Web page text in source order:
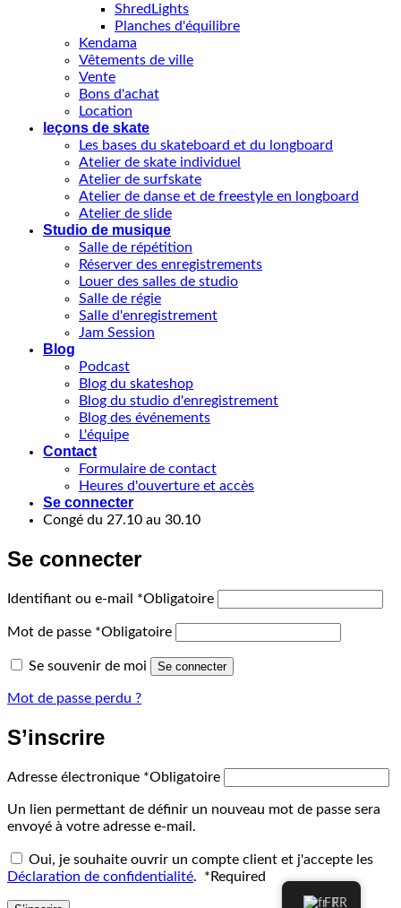
ShredLights
Planches d'équilibre
Kendama
Vêtements de ville
Vente
Bons d'achat
Location
leçons de skate
Les bases du skateboard et du longboard
Atelier de skate individuel
Atelier de surfskate
Atelier de danse et de freestyle en longboard
Atelier de slide
Studio de musique
Salle de répétition
Réserver des enregistrements
Louer des salles de studio
Salle de régie
Salle d'enregistrement
Jam Session
Blog
Podcast
Blog du skateshop
Blog du studio d'enregistrement
Blog des événements
L'équipe
Contact
Formulaire de contact
Heures d'ouverture et accès
Se connecter
Congé du 27.10 au 30.10
FR
Se connecter
Identifiant ou e-mail *Obligatoire
Mot de passe *Obligatoire
Se souvenir de moi Se connecter
Mot de passe perdu ?
S’inscrire
Adresse électronique *Obligatoire
Un lien permettant de définir un nouveau mot de passe sera
envoyé à votre adresse e-mail.
Oui, je souhaite ouvrir un compte client et j'accepte les
Déclaration de confidentialité. * Required